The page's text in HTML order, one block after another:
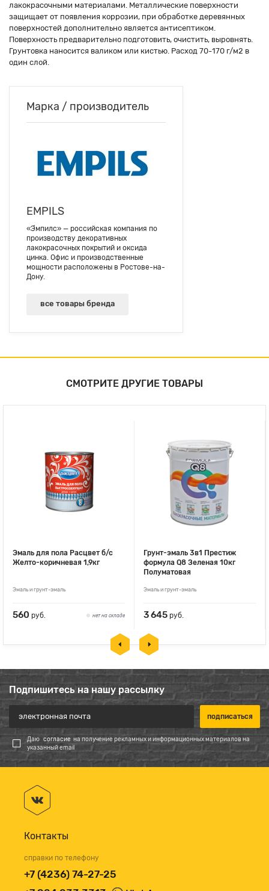
лакокрасочными материалами. Металлические поверхности
защищает от появления коррозии, при обработке деревянных
поверхностей дополнительно является антисептиком.
Поверхность предварительно подготовить, очистить, выровнять.
Грунтовка наносится валиком или кистью. Расход 70-170 г/м2 в
один слой.
Марка / производитель
EMPILS
«Э́мпилс» — российская компания по
производству декоративных
лакокрасочных покрытий и оксида
цинка. Офис и производственные
мощности расположены в Ростове-на-
Дону.
все товары бренда
СМОТРИТЕ ДРУГИЕ ТОВАРЫ
Эмаль для пола Расцвет б/с
Желто-коричневая 1,9кг
Эмаль и грунт-эмаль
560 руб. нет на складе
Грунт-эмаль 3в1 Престиж
формула Q8 Зеленая 10кг
Полуматовая
Эмаль и грунт-эмаль
3 645 руб.
Подпишитесь на нашу рассылку
Даю согласие на получение рекламных и информационных материалов на
указанный email
Контакты
справки по телефону
+7 (4236) 74-27-25